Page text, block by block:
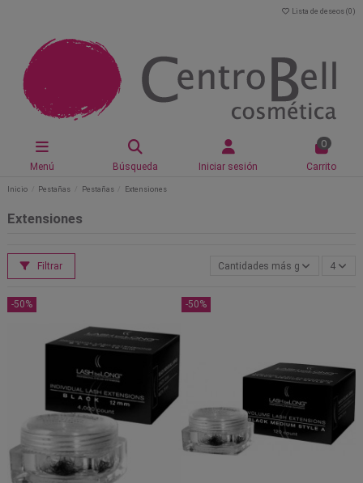
Lista de deseos (0 )
Menú Búsqueda Iniciar sesión
0
Carrito
Inicio Pestañas Pestañas Extensiones
Extensiones
Filtrar Cantidades más grandes4
-50% -50%